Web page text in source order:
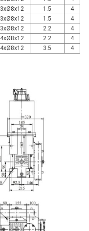
3xØ8x12 1.5
4
3xØ8x12 1.5
4
3xØ8x12 2.2
4
4xØ8x12 2.2
4
4xØ8x12 3.5 4